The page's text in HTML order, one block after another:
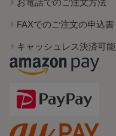
お電話でのご注文方法
FAXでのご注文の申込書
キャッシュレス決済可能